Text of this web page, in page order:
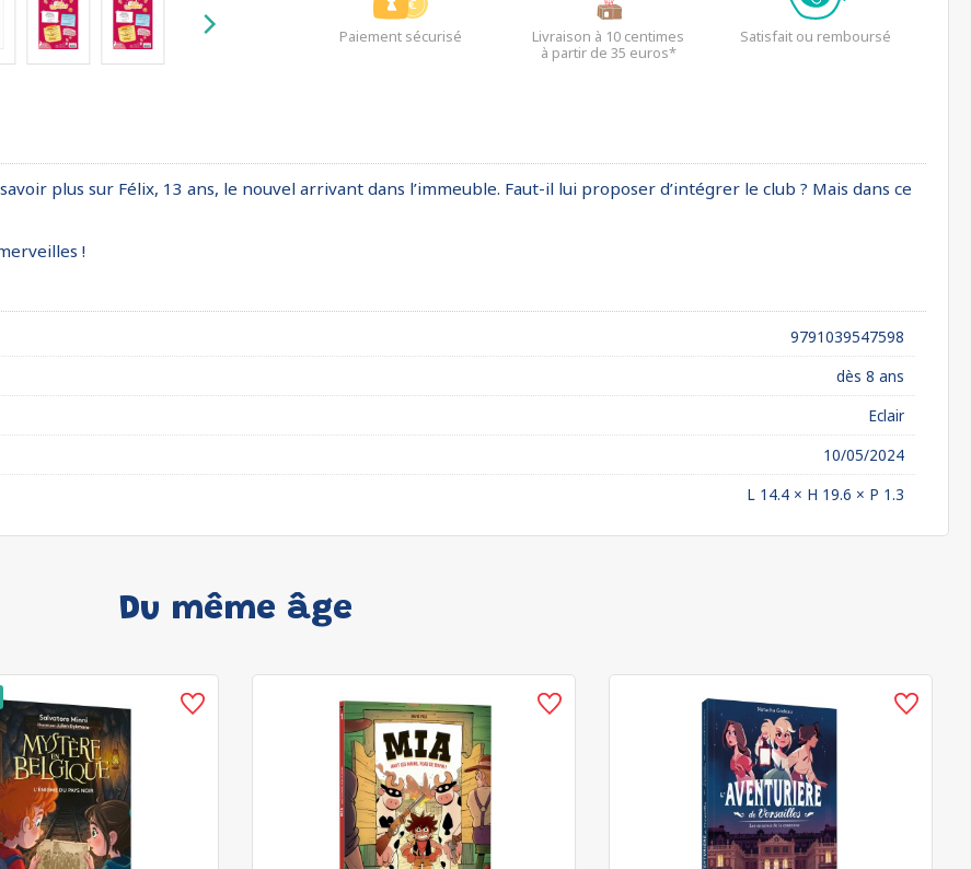
Paiement sécurisé
Livraison à 10 centimes
à partir de 35 euros*
Satisfait ou remboursé
plus sur Félix, 13 ans, le nouvel arrivant dans l’immeuble. Faut-il lui proposer d’intégrer le club ? Mais dans ce
!
9791039547598
dès 8 ans
Eclair
10/05/2024
L 14.4 × H 19.6 × P 1.3
Du même âge